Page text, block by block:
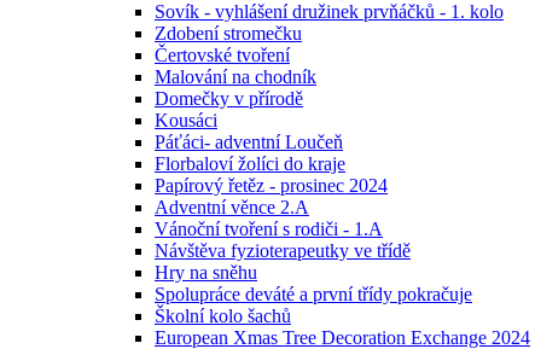
Sovík - vyhlášení družinek prvňáčků - 1. kolo
Zdobení stromečku
Čertovské tvoření
Malování na chodník
Domečky v přírodě
Kousáci
Páťáci- adventní Loučeň
Florbaloví žolíci do kraje
Papírový řetěz - prosinec 2024
Adventní věnce 2.A
Vánoční tvoření s rodiči - 1.A
Návštěva fyzioterapeutky ve třídě
Hry na sněhu
Spolupráce deváté a první třídy pokračuje
Školní kolo šachů
European Xmas Tree Decoration Exchange 2024